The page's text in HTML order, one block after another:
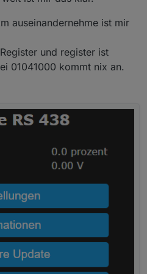
ist denn das Script in der
auseinandernehme ist mir
und register ist
01041000 kommt nix an.